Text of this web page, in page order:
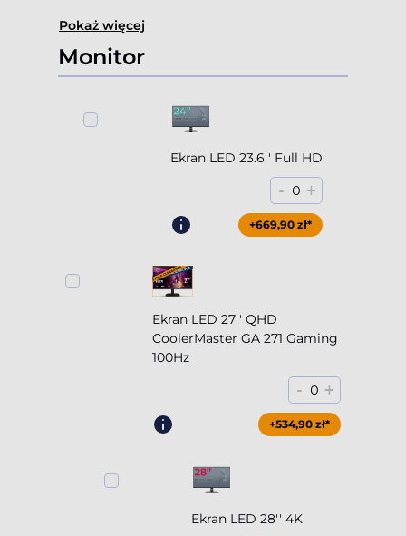
Pokaż więcej
Monitor
Ekran LED 23.6'' Full HD
- 0 +
+669,90 zł*
Ekran LED 27'' QHD
CoolerMaster GA 271 Gaming
100Hz
- 0 +
+854,90 zł*
+534,90 zł*
Ekran LED 28'' 4K